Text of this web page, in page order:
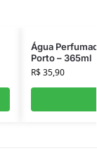
Água
Porto – 365ml
R$35,90